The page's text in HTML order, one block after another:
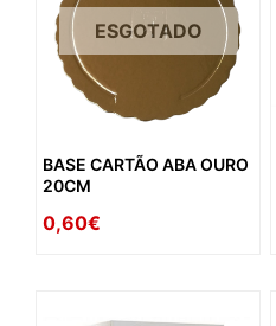
ESGOTADO
BASE CARTÃO ABA OURO
20CM
0,60€